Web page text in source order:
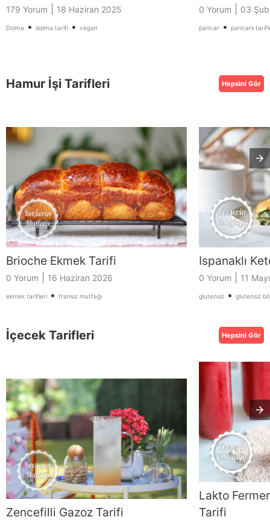
179 Yorum 18 Haziran 2025
Dolma • dolma tarifi • vegan
0 Yorum 03
pancar • pancarlı
Hamur İşi Tarifleri Hepsini Gör
Brioche Ekmek Tarifi
0 Yorum 16 Haziran 2026
ekmek tarifleri • fransız mutfağı
Ispanaklı
0 Yorum 11
glutensiz • glutensiz
İçecek Tarifleri Hepsini Gör
Zencefilli Gazoz Tarifi
Lakto
Tarifi